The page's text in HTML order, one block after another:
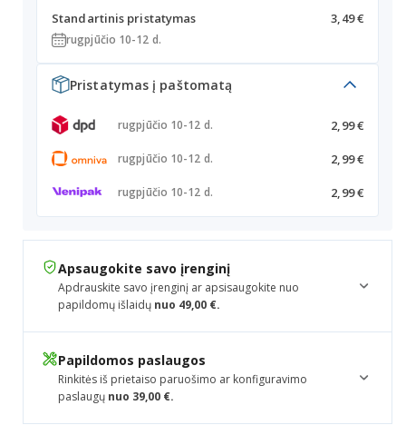
Standartinis pristatymas 3,49 €
rugpjūčio 10-12 d.
Pristatymas į paštomatą
rugpjūčio 10-12 d. 2,99 €
rugpjūčio 10-12 d. 2,99 €
rugpjūčio 10-12 d. 2,99 €
Apsaugokite savo įrenginį
Apdrauskite savo įrenginį ar apsisaugokite nuo
papildomų išlaidų nuo 49,00 €.
Papildomos paslaugos
Rinkitės iš prietaiso paruošimo ar konfiguravimo
paslaugų nuo 39,00 €.